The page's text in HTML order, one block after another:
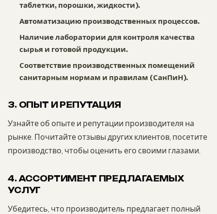
таблетки, порошки, жидкости).
Автоматизацию производственных процессов.
Наличие лаборатории для контроля качества
сырья и готовой продукции.
Соответствие производственных помещений
санитарным нормам и правилам (СанПиН).
3. ОПЫТ И РЕПУТАЦИЯ
Узнайте об опыте и репутации производителя на
рынке. Почитайте отзывы других клиентов, посетите
производство, чтобы оценить его своими глазами.
4. АССОРТИМЕНТ ПРЕДЛАГАЕМЫХ
УСЛУГ
Убедитесь, что производитель предлагает полный